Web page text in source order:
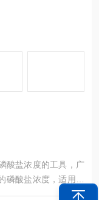
酸盐浓度的工具，广
酸盐浓度，适用于
水等。它采用国标方